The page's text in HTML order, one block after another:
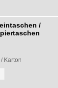
/
/ Karton